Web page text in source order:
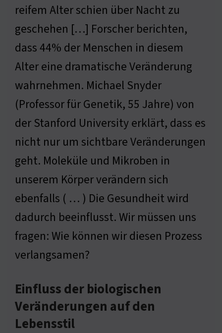
reifem Alter schien über Nacht zu
geschehen […] Forscher berichten,
dass 44% der Menschen in diesem
Alter eine dramatische Veränderung
wahrnehmen. Michael Snyder
(Professor für Genetik, 55 Jahre) von
der Stanford University erklärt, dass es
nicht nur um sichtbare Veränderungen
geht. Moleküle und Mikroben in
unserem Körper verändern sich
ebenfalls ( … ) Die Gesundheit wird
dadurch beeinflusst. Wir müssen uns
fragen: Wie können wir diesen Prozess
verlangsamen?
Einfluss der biologischen
Veränderungen auf den
Lebensstil